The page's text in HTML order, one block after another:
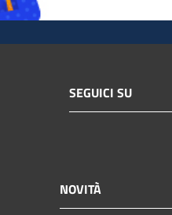
SEGUICI SU
NOVITÀ